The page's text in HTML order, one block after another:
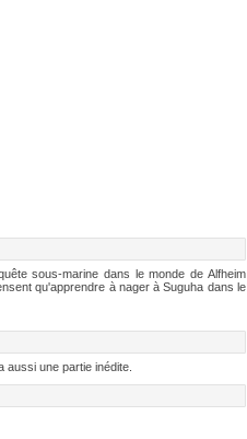
sous-marine dans le monde de Alfheim
qu'apprendre à nager à Suguha dans le
une partie inédite.